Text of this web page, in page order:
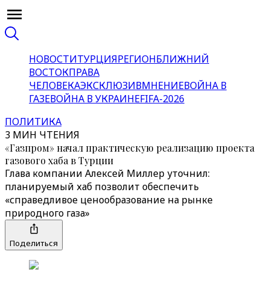
НОВОСТИТУРЦИЯРЕГИОНБЛИЖНИЙ
ВОСТОКПРАВА
ЧЕЛОВЕКАЭКСКЛЮЗИВМНЕНИЕВОЙНА В
ГАЗЕВОЙНА В УКРАИНЕFIFA-2026
ПОЛИТИКА
3 МИН ЧТЕНИЯ
«‎‎Газпром» начал практическую реализацию проекта
газового хаба в Турции
Глава компании Алексей Миллер уточнил:
планируемый хаб позволит обеспечить
«справедливое ценообразование на рынке
природного газа‎»
Поделиться